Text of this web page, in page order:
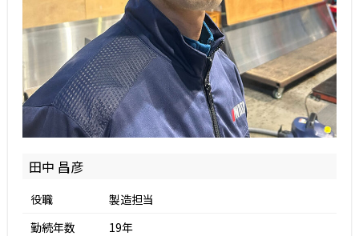
田中 昌彦
役職
製造担当
勤続年数
19年